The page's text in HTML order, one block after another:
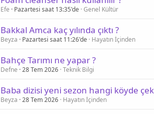
Efe Pazartesi saat 13:35'de Genel Kültür
Bakkal Amca kaç yılında çıktı ?
Beyza Pazartesi saat 11:26'de Hayatın İçinden
Bahçe Tarımı ne yapar ?
Defne 28 Tem 2026 Teknik Bilgi
Baba dizisi yeni sezon hangi köyde
Beyza 28 Tem 2026 Hayatın İçinden